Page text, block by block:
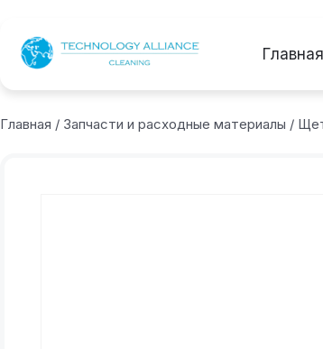
Главная
Главная / Запчасти и расходные материалы /